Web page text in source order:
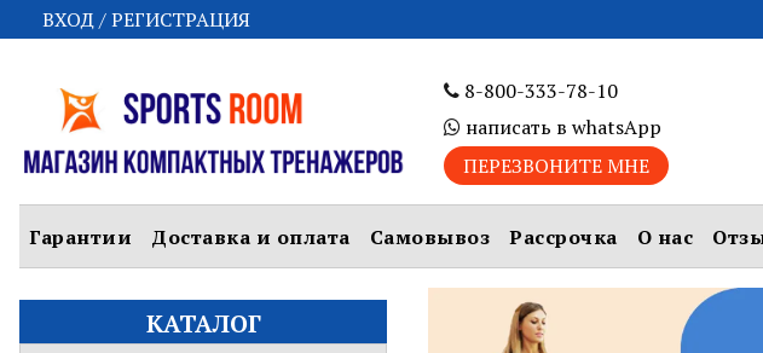
ВХОД / РЕГИСТРАЦИЯ
8-800-333-78-10
написать в whatsApp
ПЕРЕЗВОНИТЕ МНЕ
Гарантии Доставка и оплата Самовывоз Рассрочка О нас
КАТАЛОГ